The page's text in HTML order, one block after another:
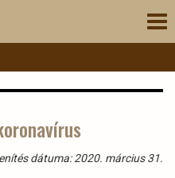
dátuma: 2020. március 31.